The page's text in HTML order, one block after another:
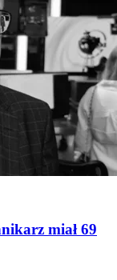
miał 69